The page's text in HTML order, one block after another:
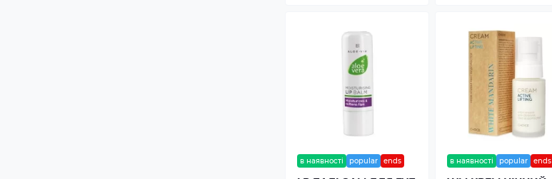
в наявності popular ends в наявності popular ends